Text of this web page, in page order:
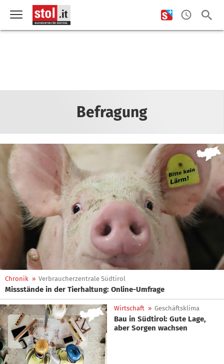
Befragung
Chronik » Verbraucherzentrale Südtirol
Missstände in der Tierhaltung: Online-Umfrage
Wirtschaft » Geschäftsklima
Bau in Südtirol: Gute Lage,
aber Sorgen wachsen